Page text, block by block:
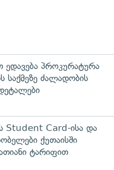
ედავება პროკურატურა
საქმეზე ძალადობის
Student Card-ისა და
ქუთაისში
ტარიფით